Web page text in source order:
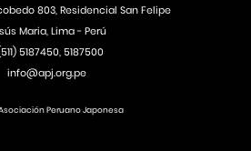
803, Residencial San Felipe
Maria, Lima - Perú
5187450, 5187500
info@apj.org.pe
Peruano Japonesa